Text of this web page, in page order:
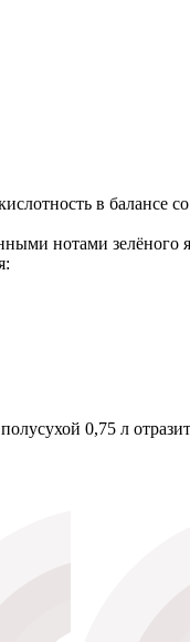
в
нотами зелёного
0,75 л